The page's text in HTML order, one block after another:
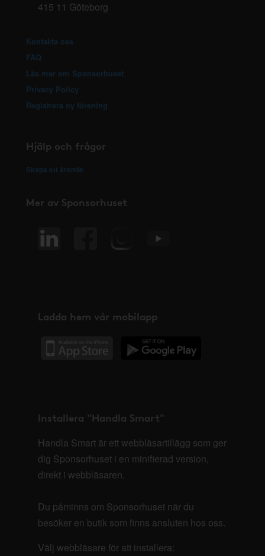
415 11 Göteborg
Kontakta oss
FAQ
Läs mer om Sponsorhuset
Privacy Policy
Registrera ny förening
Hjälp och frågor
Skapa ett ärende
Mer av Sponsorhuset
Ladda hem vår mobilapp
Installera "Handla Smart"
Handla Smart är ett webbläsartillägg som ger
dig Sponsorhuset i en minifierad version,
direkt i webbläsaren.
Du påminns om Sponsorhuset när du
besöker en butik som finns ansluten hos oss.
Välj webbläsare för att installera: